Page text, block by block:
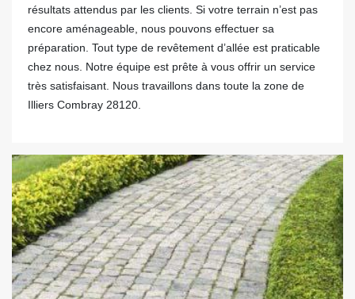
résultats attendus par les clients. Si votre terrain n’est pas
encore aménageable, nous pouvons effectuer sa
préparation. Tout type de revêtement d’allée est praticable
chez nous. Notre équipe est prête à vous offrir un service
très satisfaisant. Nous travaillons dans toute la zone de
Illiers Combray 28120.